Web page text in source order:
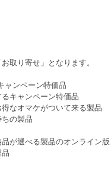
取り寄せ」となります。
ャンペーン特価品
キャンペーン特価品
なオマケがついて来る製品
の製品
が選べる製品のオンライン版